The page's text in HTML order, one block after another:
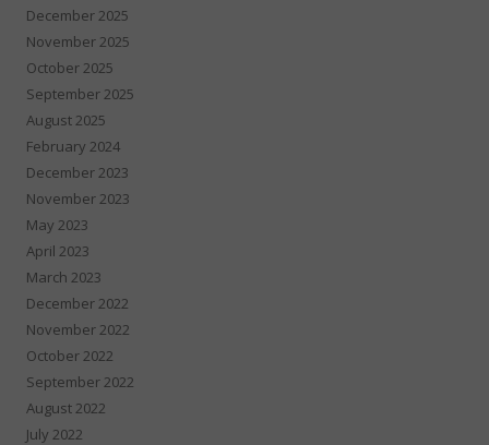
December 2025
November 2025
October 2025
September 2025
August 2025
February 2024
December 2023
November 2023
May 2023
April 2023
March 2023
December 2022
November 2022
October 2022
September 2022
August 2022
July 2022